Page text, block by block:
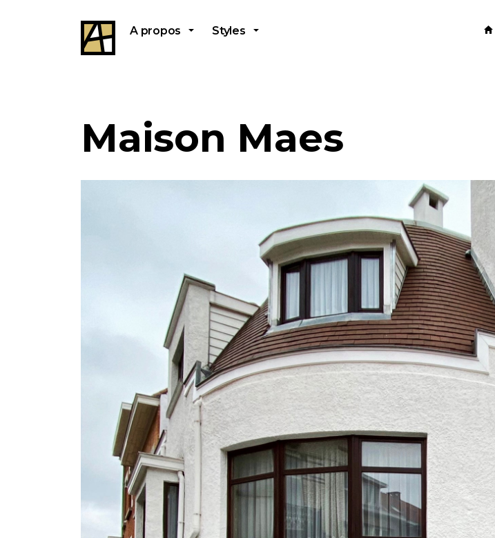
A propos Styles
Maison Maes